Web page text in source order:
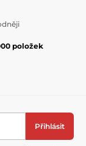
položek
Přihlásit